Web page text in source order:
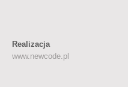
Realizacja
www.newcode.pl